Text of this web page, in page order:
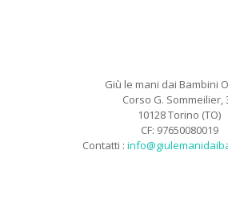
Giù le mani dai Bambini
Corso G. Sommeilier,
10128 Torino (TO)
CF: 97650080019
Contatti :